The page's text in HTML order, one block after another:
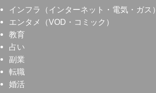
インフラ（インターネット・電気・ガス）
エンタメ（VOD・コミック）
教育
占い
副業
転職
婚活